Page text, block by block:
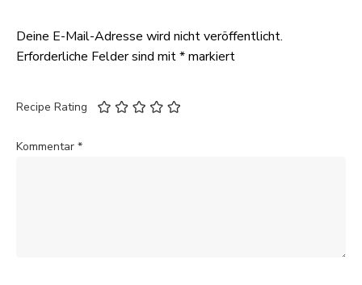
Deine E-Mail-Adresse wird nicht veröffentlicht.
Erforderliche Felder sind mit*markiert
Recipe Rating
Kommentar *